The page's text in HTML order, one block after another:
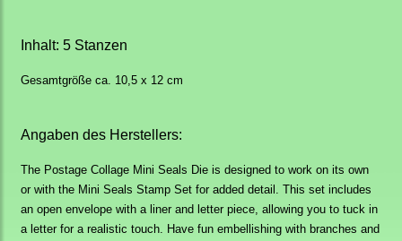
Inhalt: 5 Stanzen
Gesamtgröße ca. 10,5 x 12 cm
Angaben des Herstellers:
The Postage Collage Mini Seals Die is designed to work on its own
or with the Mini Seals Stamp Set for added detail. This set includes
an open envelope with a liner and letter piece, allowing you to tuck in
a letter for a realistic touch. Have fun embellishing with branches and